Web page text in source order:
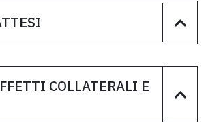
COLLATERALI E